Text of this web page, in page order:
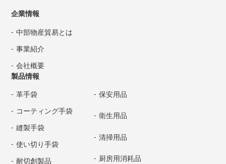
企業情報
中部物産貿易とは
事業紹介
会社概要
製品情報
革手袋
コーティング手袋
縫製手袋
使い切り手袋
耐切創製品
保安用品
衛生用品
清掃用品
厨房用消耗品